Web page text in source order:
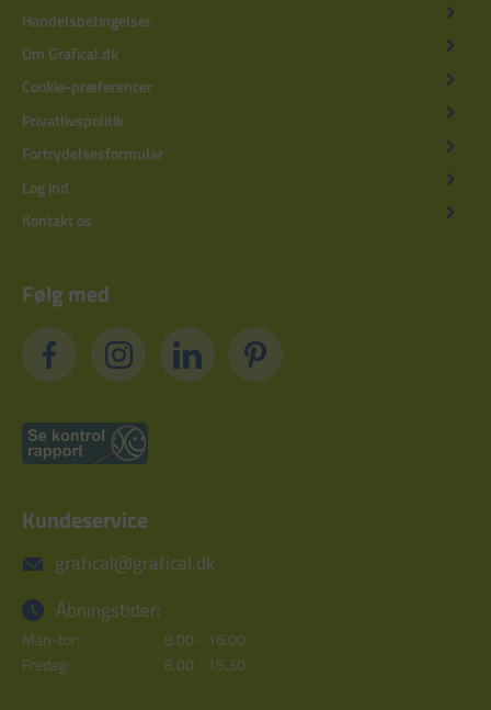
Handelsbetingelser
Om Grafical.dk
Cookie-præferencer
Privatlivspolitik
Fortrydelsesformular
Log ind
Kontakt os
Følg med
Kundeservice
grafical@grafical.dk
Åbningstider:
Man-tor:
8.00 - 16.00
Fredag:
8.00 - 15.30